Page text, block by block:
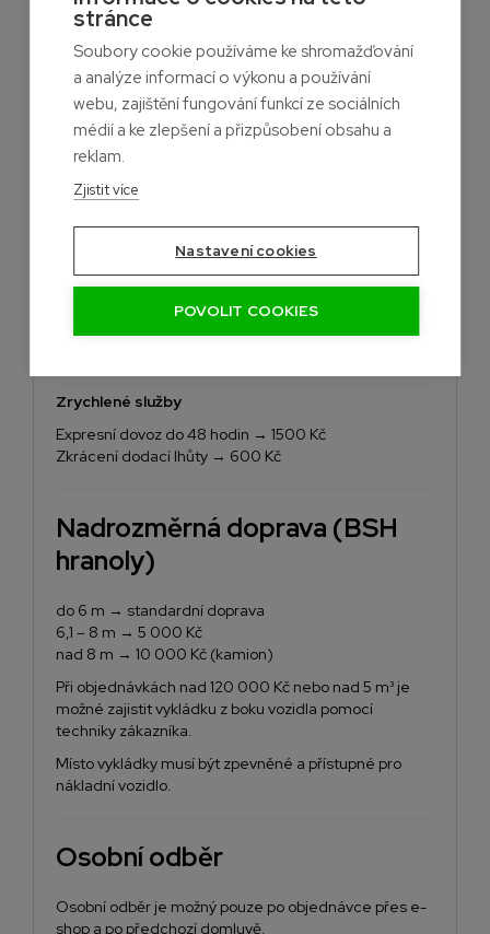
• posunutí termínu doručení
podle harmonogramu stavby
• expresní dovoz do 48 hodin
Cena dopravy
Doprava zdarma
při objednávce nad 10 000 Kč
Standardní doprava
Zrychlené služby
Expresní dovoz do 48 hodin → 1500 Kč
Zkrácení dodací lhůty → 600 Kč
Nadrozměrná doprava (BSH
hranoly)
do 6 m → standardní doprava
6,1 – 8 m → 5 000 Kč
nad 8 m → 10 000 Kč (kamion)
Při objednávkách nad 120 000 Kč nebo nad 5 m³ je
možné zajistit vykládku z boku vozidla pomocí
techniky zákazníka.
Místo vykládky musí být zpevněné a přístupné pro
nákladní vozidlo.
Osobní odběr
Osobní odběr je možný pouze po objednávce přes e-
shop a po předchozí domluvě.
stránce
Soubory cookie používáme ke shromažďování
a analýze informací o výkonu a používání
webu, zajištění fungování funkcí ze sociálních
médií a ke zlepšení a přizpůsobení obsahu a
reklam.
Zjistit více
Nastavení cookies
POVOLIT COOKIES